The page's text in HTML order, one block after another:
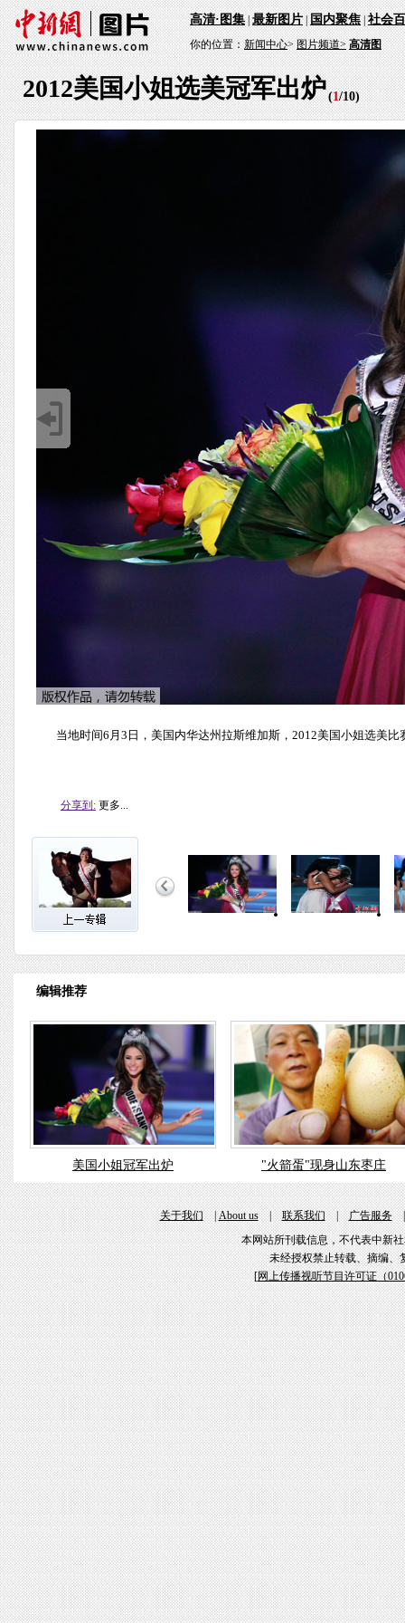
高清·图集|最新图片|国内聚焦|社会
你的位置：新闻中心>图片频道> 高清图
2012美国小姐选美冠军出炉(1/10)
当地时间6月3日，美国内华达州拉斯维加斯，2012美国小姐选美
分享到: 更多...
编辑推荐
美国小姐冠军出炉 "火箭蛋"现身山东枣庄
关于我们|About us|联系我们|广告服务
本网站所刊载信息，不代表中新
未经授权禁止转载、摘编、
[网上传播视听节目许可证（